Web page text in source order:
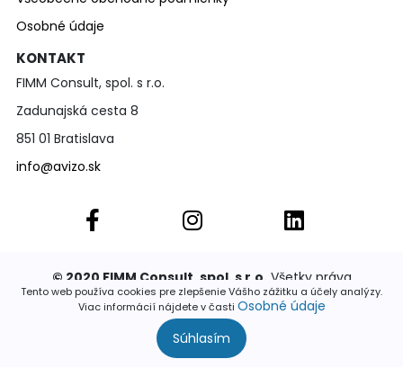
Tento web používa cookies pre zlepšenie Vášho zážitku a účely analýzy.
Viac informácií nájdete v časti Osobné údaje
Súhlasím
Osobné údaje
KONTAKT
FIMM Consult, spol. s r.o.
Zadunajská cesta 8
851 01 Bratislava
info@avizo.sk
© 2020 FIMM Consult, spol. s r.o. Všetky práva
vyhradené. Publikovať a rozširovať akúkoľvek časť
stránok je povolené výhradne so súhlasom